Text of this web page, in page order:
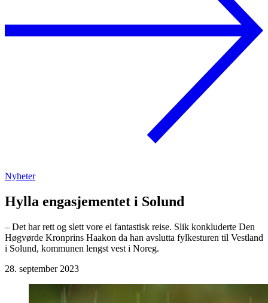
Nyheter
Hylla engasjementet i Solund
– Det har rett og slett vore ei fantastisk reise. Slik konkluderte Den
Høgvørde Kronprins Haakon da han avslutta fylkesturen til Vestland
i Solund, kommunen lengst vest i Noreg.
28. september 2023